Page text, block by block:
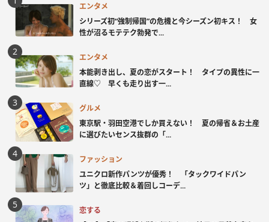
エンタメ
シリーズ初“強制帰国”の危機と今シーズン初キス！ 女
性が沼るモテテク勃発で...
エンタメ
本能剥き出し、夏の恋がスタート！ タイプの異性に一
直線♡ 早くも走り出す一...
グルメ
東京駅・羽田空港でしか買えない！ 夏の帰省＆お土産
に選びたいセンス抜群の「...
ファッション
ユニクロ新作パンツが優秀！ 「タックワイドパン
ツ」と徹底比較＆着回しコーデ...
恋する